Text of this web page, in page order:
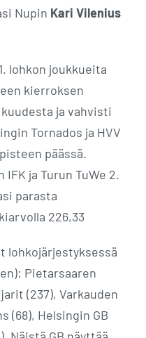
Nupin Kari Vilenius
lohkon joukkueita
kierroksen
ja vahvisti
Tornados ja HVV
päässä.
ja Turun TuWe 2.
parasta
226,33
lohkojärjestyksessä
Pietarsaaren
(237), Varkauden
(68), Helsingin GB